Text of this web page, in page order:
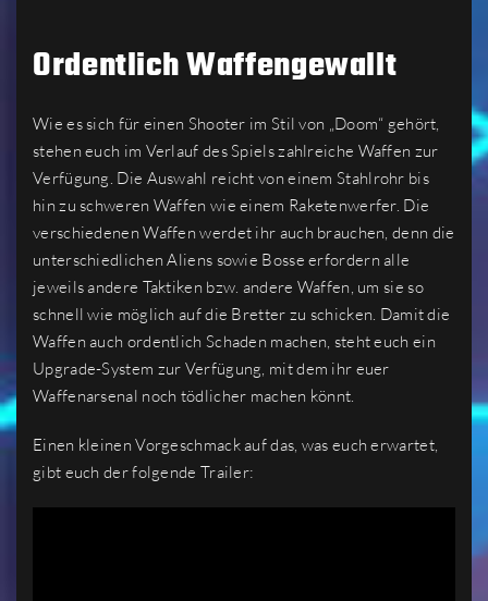
Ordentlich Waffengewallt
Wie es sich für einen Shooter im Stil von „Doom“ gehört,
stehen euch im Verlauf des Spiels zahlreiche Waffen zur
Verfügung. Die Auswahl reicht von einem Stahlrohr bis
hin zu schweren Waffen wie einem Raketenwerfer. Die
verschiedenen Waffen werdet ihr auch brauchen, denn die
unterschiedlichen Aliens sowie Bosse erfordern alle
jeweils andere Taktiken bzw. andere Waffen, um sie so
schnell wie möglich auf die Bretter zu schicken. Damit die
Waffen auch ordentlich Schaden machen, steht euch ein
Upgrade-System zur Verfügung, mit dem ihr euer
Waffenarsenal noch tödlicher machen könnt.
Einen kleinen Vorgeschmack auf das, was euch erwartet,
gibt euch der folgende Trailer: